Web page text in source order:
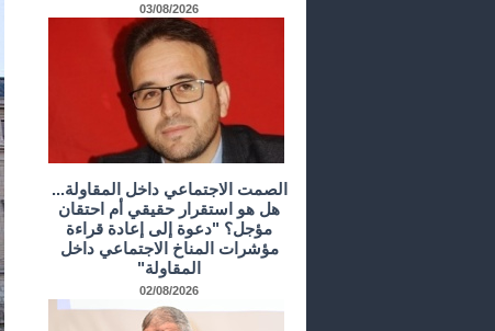
03/08/2026
الصمت الاجتماعي داخل المقاولة...
هل هو استقرار حقيقي أم احتقان
مؤجل؟ "دعوة إلى إعادة قراءة
مؤشرات المناخ الاجتماعي داخل
المقاولة"
02/08/2026